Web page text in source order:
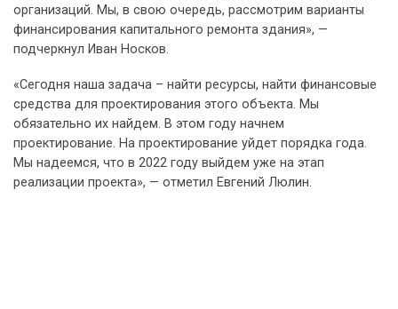
организаций. Мы, в свою очередь, рассмотрим варианты
финансирования капитального ремонта здания», —
подчеркнул Иван Носков.
«Сегодня наша задача – найти ресурсы, найти финансовые
средства для проектирования этого объекта. Мы
обязательно их найдем. В этом году начнем
проектирование. На проектирование уйдет порядка года.
Мы надеемся, что в 2022 году выйдем уже на этап
реализации проекта», — отметил Евгений Люлин.